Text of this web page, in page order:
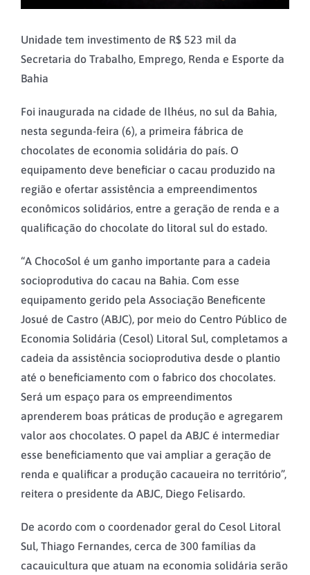
Unidade tem investimento de R$ 523 mil da
Secretaria do Trabalho, Emprego, Renda e Esporte da
Bahia
Foi inaugurada na cidade de Ilhéus, no sul da Bahia,
nesta segunda-feira (6), a primeira fábrica de
chocolates de economia solidária do país. O
equipamento deve beneficiar o cacau produzido na
região e ofertar assistência a empreendimentos
econômicos solidários, entre a geração de renda e a
qualificação do chocolate do litoral sul do estado.
“A ChocoSol é um ganho importante para a cadeia
socioprodutiva do cacau na Bahia. Com esse
equipamento gerido pela Associação Beneficente
Josué de Castro (ABJC), por meio do Centro Público de
Economia Solidária (Cesol) Litoral Sul, completamos a
cadeia da assistência socioprodutiva desde o plantio
até o beneficiamento com o fabrico dos chocolates.
Será um espaço para os empreendimentos
aprenderem boas práticas de produção e agregarem
valor aos chocolates. O papel da ABJC é intermediar
esse beneficiamento que vai ampliar a geração de
renda e qualificar a produção cacaueira no território”,
reitera o presidente da ABJC, Diego Felisardo.
De acordo com o coordenador geral do Cesol Litoral
Sul, Thiago Fernandes, cerca de 300 famílias da
cacauicultura que atuam na economia solidária serão